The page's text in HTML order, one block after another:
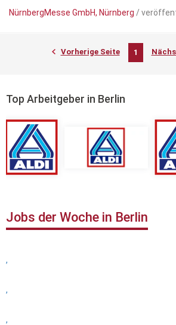
NürnbergMesse GmbH, Nürnberg /
Vorherige Seite 1
Top Arbeitgeber in Berlin
Jobs der Woche in Berlin
,
,
,